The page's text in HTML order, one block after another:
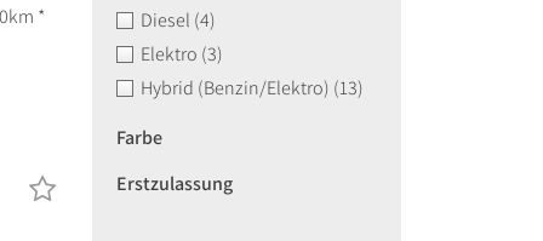
*
Diesel (4)
Elektro (3)
Hybrid (Benzin/Elektro) (13)
Farbe
Erstzulassung